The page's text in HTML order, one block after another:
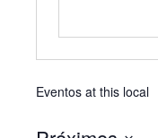
Eventos at this local